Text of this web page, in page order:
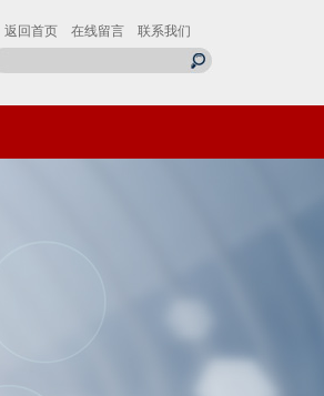
返回首页 在线留言 联系我们